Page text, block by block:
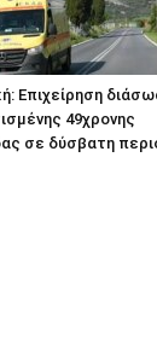
Επιχείρηση
49χρονης
σε δύσβατη